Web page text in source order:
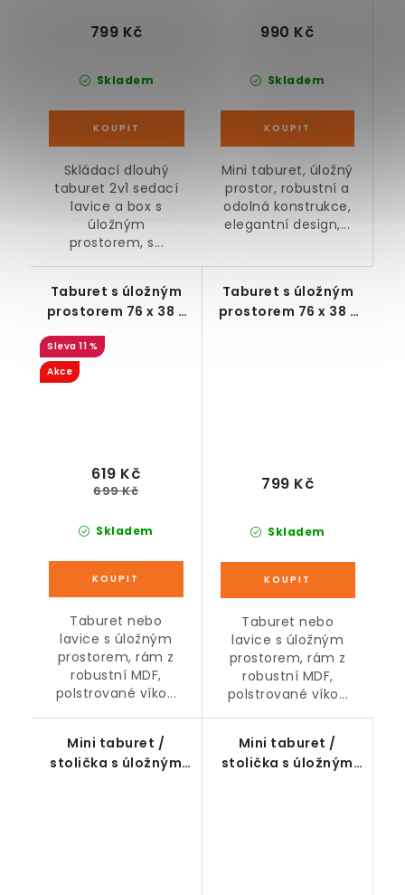
Skladem
799 Kč
Skládací dlouhý
taburet 2v1 sedací
lavice a box s
úložným
prostorem, s...
Skladem
990 Kč
Mini taburet, úložný
prostor, robustní a
odolná konstrukce,
elegantní design,...
Taburet s úložným
prostorem 76 x 38 x
38 cm, černý
11 %
Akce
Skladem
619 Kč
699 Kč
Taburet nebo
lavice s úložným
prostorem, rám z
robustní MDF,
polstrované víko...
Taburet s úložným
prostorem 76 x 38 x
Skladem
799 Kč
Taburet nebo
lavice s úložným
prostorem, rám z
robustní MDF,
polstrované víko...
Mini taburet /
stolička s úložným
Mini taburet /
stolička s úložným